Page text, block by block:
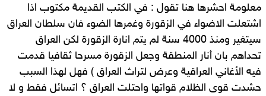
معلومة احشرها هنا تقول : في الكتب القديمة مكتوب اذا
اشتعلت الاضواء في الزقورة وغمرها الضوء فان سلطان العراق
سيتغير ومنذ 4000 سنة لم يتم انارة الزقورة لكن العراق
تحداهم بان أنار المنطقة وجعل الزقورة مسرحا ثقافيا قدمت
فيه الأغاني العراقية وعرض لتراث العراق ) فهل لهذا السبب
حشدت قوى الظلام قواتها واحتلت العراق ؟ اتسائل فقط و لا